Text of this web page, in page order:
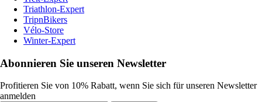
Triathlon-Expert
TripnBikers
Vélo-Store
Winter-Expert
Abonnieren Sie unseren Newsletter
Profitieren Sie von 10% Rabatt, wenn Sie sich für unseren Newsletter
anmelden